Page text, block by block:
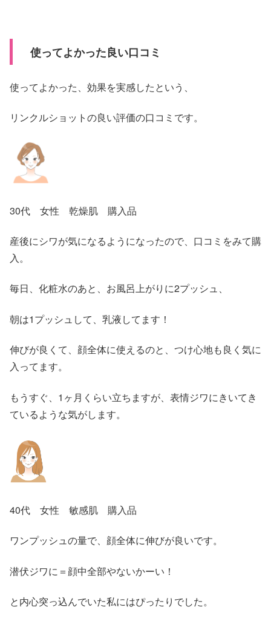
使ってよかった良い口コミ
使ってよかった、効果を実感したという、
リンクルショットの良い評価の口コミです。
30代 女性 乾燥肌 購入品
産後にシワが気になるようになったので、口コミをみて購
入。
毎日、化粧水のあと、お風呂上がりに2プッシュ、
朝は1プッシュして、乳液してます！
伸びが良くて、顔全体に使えるのと、つけ心地も良く気に
入ってます。
もうすぐ、1ヶ月くらい立ちますが、表情ジワにきいてき
ているような気がします。
40代 女性 敏感肌 購入品
ワンプッシュの量で、顔全体に伸びが良いです。
潜伏ジワに＝顔中全部やないかーい！
と内心突っ込んでいた私にはぴったりでした。